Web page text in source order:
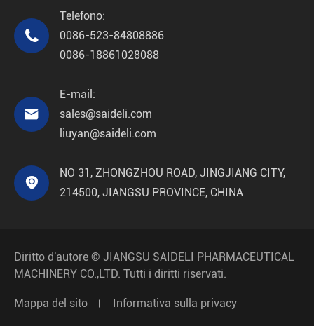

Telefono:
0086-523-84808886
0086-18861028088

E-mail:
sales@saideli.com
liuyan@saideli.com

NO 31, ZHONGZHOU ROAD, JINGJIANG CITY,
214500, JIANGSU PROVINCE, CHINA
Diritto d'autore © JIANGSU SAIDELI PHARMACEUTICAL
MACHINERY CO.,LTD. Tutti i diritti riservati.
Mappa del sito Informativa sulla privacy